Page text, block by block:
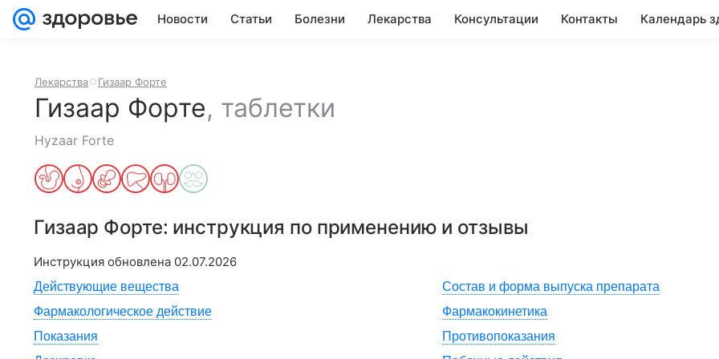
Новости Статьи Болезни Лекарства Консультации Контакты Календарь
Лекарства Гизаар Форте
Гизаар Форте, таблетки
Hyzaar Forte
Гизаар Форте: инструкция по применению и отзывы
Инструкция обновлена 02.07.2026
Действующие вещества
Состав и форма выпуска препарата
Фармакологическое действие
Фармакокинетика
Показания
Противопоказания